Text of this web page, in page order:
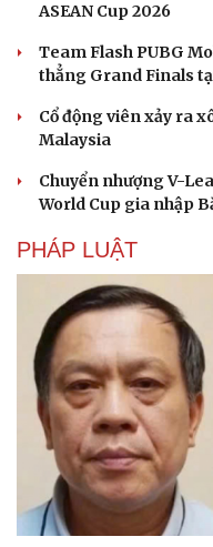
Sức khỏe
Dinh dưỡng - món ngon
Cây thuốc
Sản phụ khoa
Nhi khoa
Nam khoa
Làm đẹp - giảm cân
Phòng mạch online
Ăn sạch sống khỏe
ASEAN Cup 2026
Team Flash PUBG
thẳng Grand Finals
Cổ động viên xảy ra
Malaysia
Chuyển nhượng V-
World Cup gia nhập
PHÁP LUẬT